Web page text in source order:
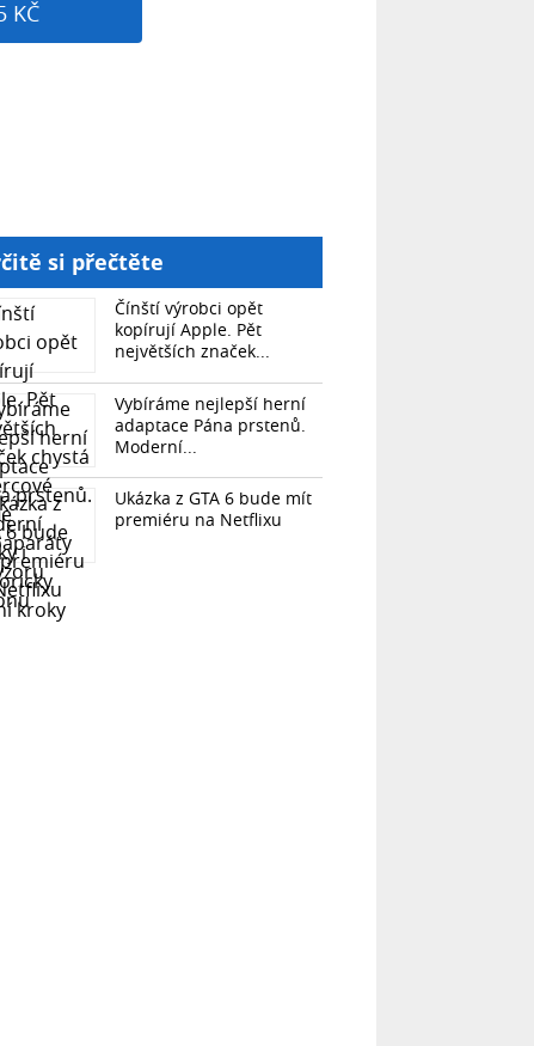
KČ
si přečtěte
Čínští výrobci opět
kopírují Apple. Pět
největších značek...
Vybíráme nejlepší herní
adaptace Pána prstenů.
Moderní...
Ukázka z GTA 6 bude mít
premiéru na Netflixu